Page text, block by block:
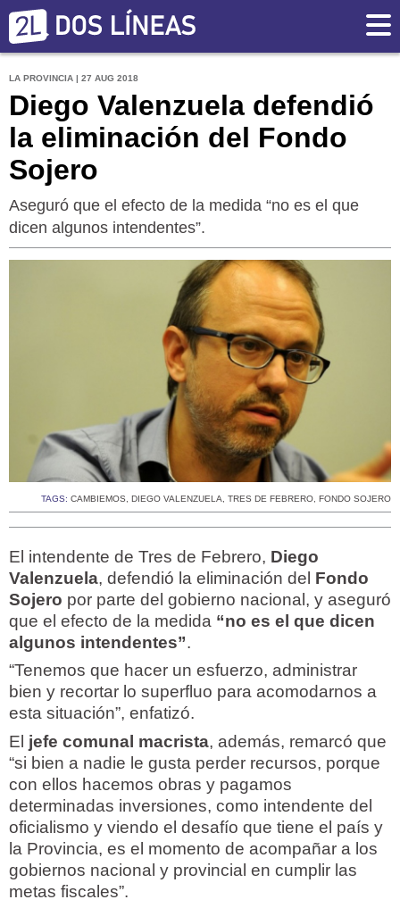
LA PROVINCIA | 27 AUG 2018
Diego Valenzuela defendió
la eliminación del Fondo
Sojero
Aseguró que el efecto de la medida “no es el que
dicen algunos intendentes”.
TAGS: CAMBIEMOS, DIEGO VALENZUELA, TRES DE FEBRERO, FONDO SOJERO
El intendente de Tres de Febrero, Diego
Valenzuela, defendió la eliminación del Fondo
Sojero por parte del gobierno nacional, y aseguró
que el efecto de la medida “no es el que dicen
algunos intendentes”.
“Tenemos que hacer un esfuerzo, administrar
bien y recortar lo superfluo para acomodarnos a
esta situación”, enfatizó.
El jefe comunal macrista, además, remarcó que
“si bien a nadie le gusta perder recursos, porque
con ellos hacemos obras y pagamos
determinadas inversiones, como intendente del
oficialismo y viendo el desafío que tiene el país y
la Provincia, es el momento de acompañar a los
gobiernos nacional y provincial en cumplir las
metas fiscales”.